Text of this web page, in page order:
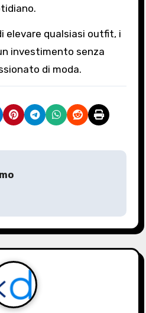
elevare qualsiasi outfit, i
investimento senza
di moda.